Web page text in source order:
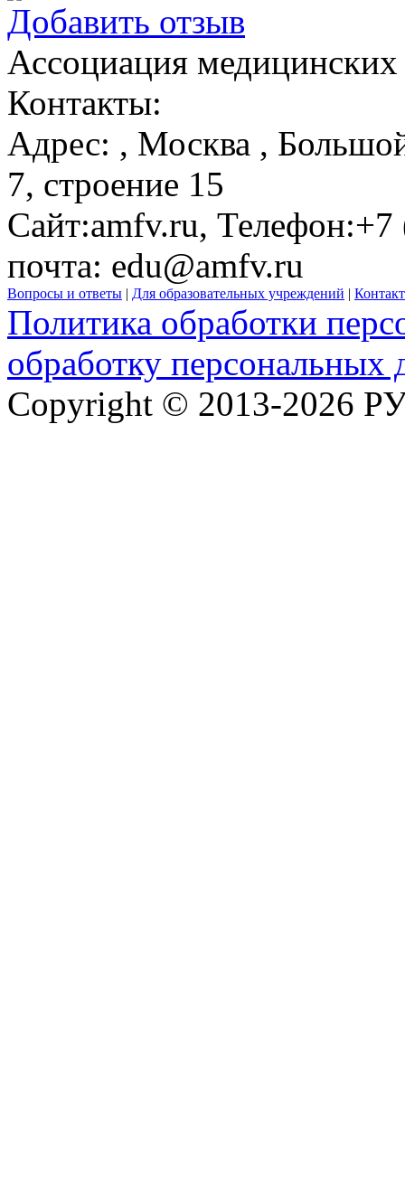
Добавить отзыв
Ассоциация
Контакты:
Адрес: , Москва ,
7, строение 15
Сайт:amfv.ru, Телефон:+7
почта: edu@amfv.ru
Вопросы и ответы | Для образовательных учреждений |
Политика обработки
обработку персональных
Copyright © 2013-2026